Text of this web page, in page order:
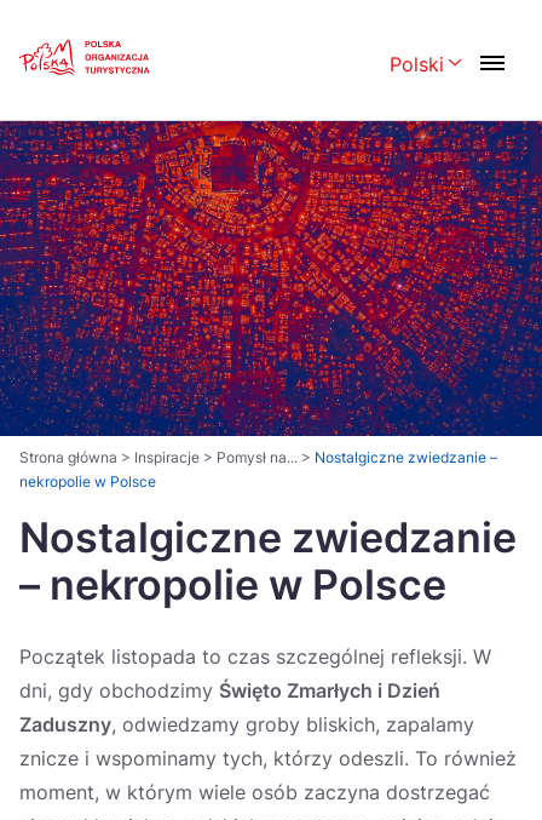
Polski
Polski English
Česká 中国
Dansk Deutsch
Español Français
Italiano Magyar
Nederlands 日本語
Português Norsk
Україна
Strona główna > Inspiracje > Pomysł na... > Nostalgiczne zwiedzanie –
nekropolie w Polsce
Nostalgiczne zwiedzanie
– nekropolie w Polsce
Początek listopada to czas szczególnej refleksji. W
dni, gdy obchodzimy Święto Zmarłych i Dzień
Zaduszny, odwiedzamy groby bliskich, zapalamy
znicze i wspominamy tych, którzy odeszli. To również
moment, w którym wiele osób zaczyna dostrzegać